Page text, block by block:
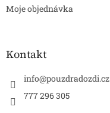
Moje objednávka
Kontakt
info@pouzdradozdi.cz
777 296 305